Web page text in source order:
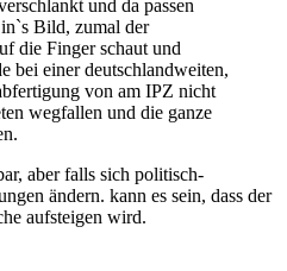
und da passen
Bild, zumal der
die Finger schaut und
bei einer deutschlandweiten,
von am IPZ nicht
wegfallen und die ganze
aber falls sich politisch-
ändern. kann es sein, dass der
aufsteigen wird.